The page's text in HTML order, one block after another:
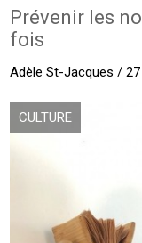
Prévenir les
fois
Adèle St-Jacques / 27
CULTURE